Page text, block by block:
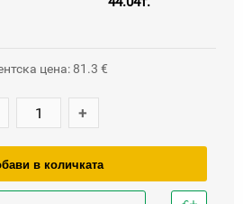
цена: 81.3 €
+
в количката